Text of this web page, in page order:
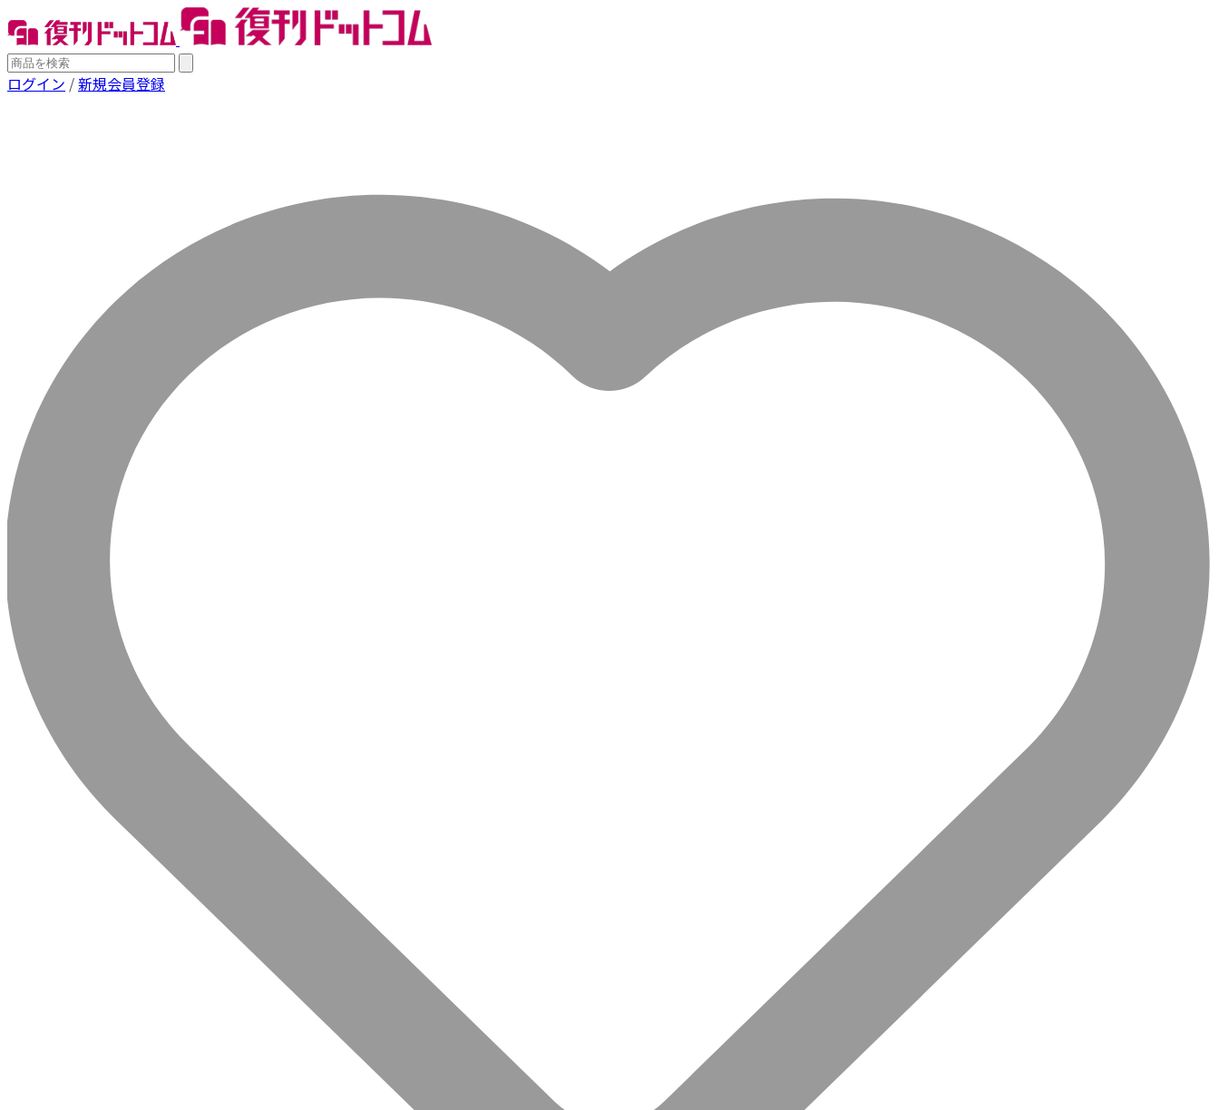
ログイン /新規会員登録